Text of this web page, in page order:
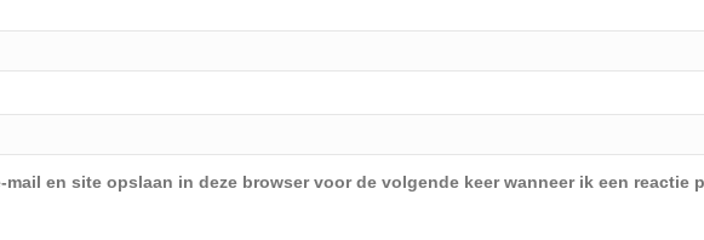
mail en site opslaan in deze browser voor de volgende keer wanneer ik een reactie